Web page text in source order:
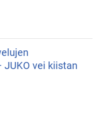
vei kiistan